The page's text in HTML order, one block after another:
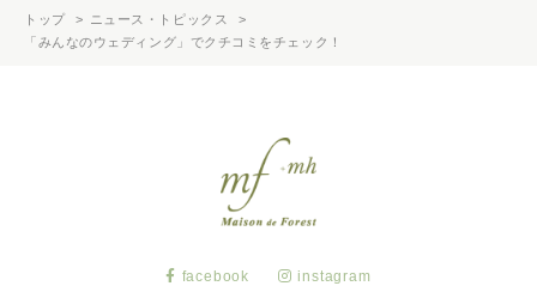
トップ
ニュース・トピックス
「みんなのウェディング」でクチコミをチェック！
facebook instagram